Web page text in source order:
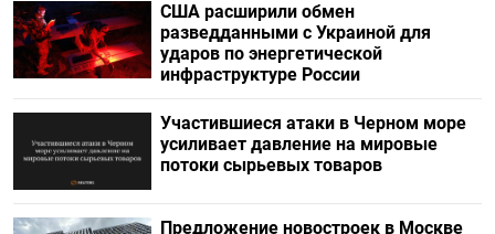
США расширили обмен
разведданными с Украиной для
ударов по энергетической
инфраструктуре России
Участившиеся атаки в Черном море
усиливает давление на мировые
потоки сырьевых товаров
Предложение новостроек в Москве